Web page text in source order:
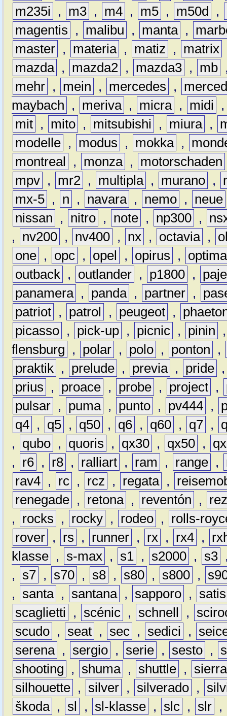
m235i
, m3 , m4 , m5 , m50d ,
magentis
, malibu , manta ,
master , materia , matiz , matrix
mazda , mazda2 , mazda3 , mb
mehr , mein , mercedes ,
maybach
, meriva , micra , midi
mit , mito , mitsubishi , miura ,
modelle , modus , mokka ,
montreal
, monza , motorschaden
mpv , mr2 , multipla , murano ,
mx-5 , n , navara , nemo , neue
nissan
, nitro , note , np300 ,
,
nv200 , nv400 , nx , octavia ,
one , opc , opel , opirus ,
optima
outback , outlander , p1800 ,
panamera , panda , partner ,
patriot , patrol , peugeot ,
picasso , pick-up , picnic , pinin
flensburg
, polar , polo , ponton
,
praktik , prelude , previa , pride
prius
, proace , probe , project ,
pulsar , puma , punto , pv444 ,
q4 , q5 , q50 , q6 , q60 , q7 ,
,
qubo , quoris , qx30 , qx50 ,
,
r6 , r8 , ralliart , ram , range ,
rav4 , rc , rcz , regata ,
renegade , retona , reventón ,
,
rocks , rocky , rodeo ,
rolls-
rover , rs , runner , rx , rx4 ,
klasse , s-max , s1 , s2000 , s3
,
s7 , s70 , s8 , s80 , s800 ,
,
santa , santana , sapporo ,
satis
scaglietti
, scénic , schnell ,
scudo , seat , sec , sedici ,
serena , sergio , serie , sesto ,
shooting
, shuma , shuttle ,
sierra
silhouette , silver , silverado ,
škoda , sl , sl-klasse , slc , slr ,